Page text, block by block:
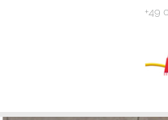
+49